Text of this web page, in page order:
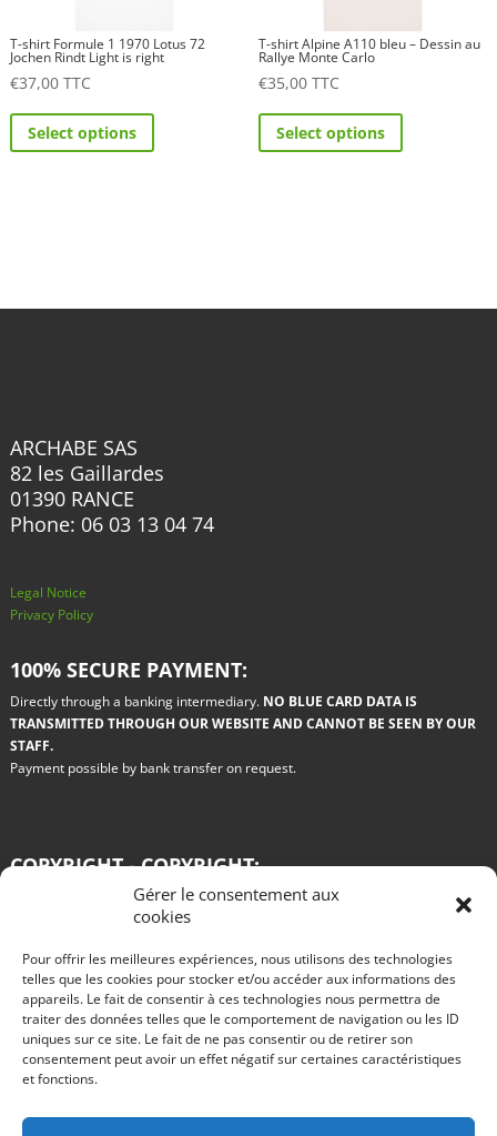
Gérer le consentement aux
cookies
Pour offrir les meilleures expériences, nous utilisons des technologies
telles que les cookies pour stocker et/ou accéder aux informations des
appareils. Le fait de consentir à ces technologies nous permettra de
traiter des données telles que le comportement de navigation ou les ID
uniques sur ce site. Le fait de ne pas consentir ou de retirer son
consentement peut avoir un effet négatif sur certaines caractéristiques
et fonctions.
product
product
T-shirt Formule 1 1970 Lotus 72
Jochen Rindt Light is right
€37,00 TTC
Select options
This
may
page
T-shirt Alpine A110 bleu – Dessin au
Rallye Monte Carlo
€35,00 TTC
Select options
This
may
ARCHABE SAS
82 les Gaillardes
01390 RANCE
Phone: 06 03 13 04 74
Legal Notice
Privacy Policy
100% SECURE PAYMENT:
Directly through a banking intermediary. NO BLUE CARD DATA IS
TRANSMITTED THROUGH OUR WEBSITE AND CANNOT BE SEEN BY OUR
STAFF.
Payment possible by bank transfer on request.
COPYRIGHT - COPYRIGHT:
All the drawings used on this site are paid for by the authors. Any copy or
reproduction on any medium whatsoever is prohibited.
Blog
Win a Renault 11 turbo grA in Philips colors
R11 turbo GRA test for rent rallye des vignes 2016
The advantages of rally car rental
Test of an R11 turbo VHC gr A by Alain Oreille published in Echappement in
August 1985
Start rallies in video games?
Nothing is going well at Peugeot, are the 2008 DKRs completely missed?